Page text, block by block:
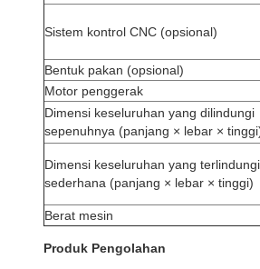
Sistem kontrol CNC (opsional)
Bentuk pakan (opsional)
Motor penggerak
Dimensi keseluruhan yang dilindungi
sepenuhnya (panjang × lebar ×
Dimensi keseluruhan yang terlindungi
sederhana (panjang × lebar × tinggi)
Berat mesin
Produk Pengolahan